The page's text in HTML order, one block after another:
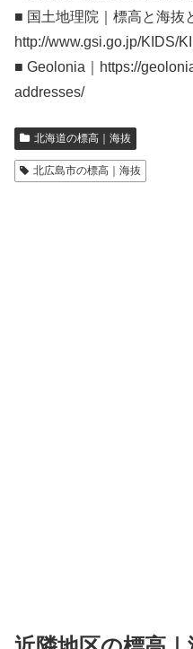
■ 国土地理院｜標高と海抜
http://www.gsi.go.jp/KIDS/
■ Geolonia｜https://
addresses/
北海道の標高｜海抜
北広島市の標高｜海抜